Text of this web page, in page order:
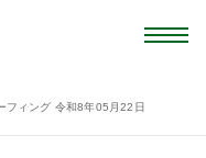
フィング 令和8年05月22日